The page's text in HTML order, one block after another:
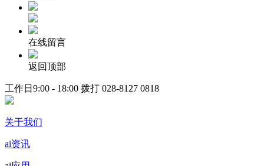
在线留言
返回顶部
工作日9:00 - 18:00 拨打 028-8127 0818
关于我们
ai资讯